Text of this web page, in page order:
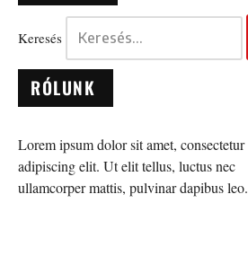
Keresés
RÓLUNK
Lorem ipsum dolor sit amet, consectetur
adipiscing elit. Ut elit tellus, luctus nec
ullamcorper mattis, pulvinar dapibus leo.